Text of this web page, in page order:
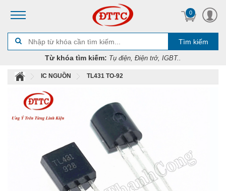
0
Tìm kiếm
Từ khóa tìm kiếm: Tụ điện, Điện trở, IGBT..
IC NGUỒN TL431 TO-92